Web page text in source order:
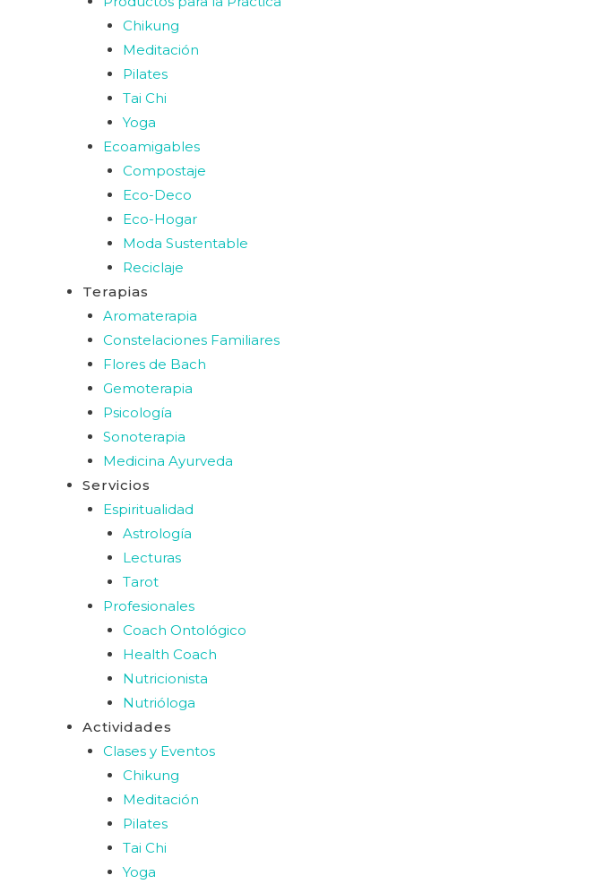
Chikung
Meditación
Pilates
Tai Chi
Yoga
Ecoamigables
Compostaje
Eco-Deco
Eco-Hogar
Moda Sustentable
Reciclaje
Terapias
Aromaterapia
Constelaciones Familiares
Flores de Bach
Gemoterapia
Psicología
Sonoterapia
Medicina Ayurveda
Servicios
Espiritualidad
Astrología
Lecturas
Tarot
Profesionales
Coach Ontológico
Health Coach
Nutricionista
Nutrióloga
Actividades
Clases y Eventos
Chikung
Meditación
Pilates
Tai Chi
Yoga